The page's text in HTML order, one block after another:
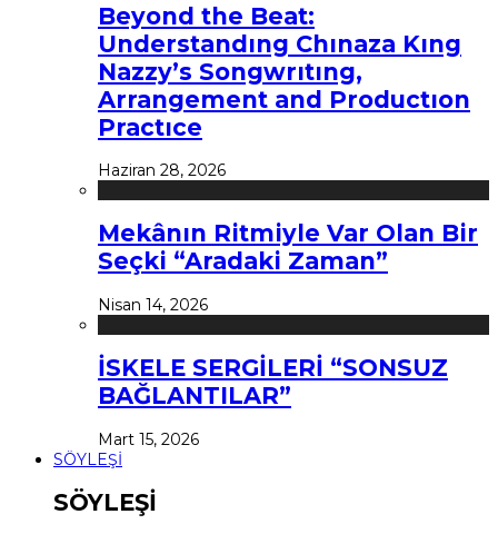
Beyond the Beat:
Understandıng Chınaza Kıng
Nazzy’s Songwrıtıng,
Arrangement and Productıon
Practıce
Haziran 28, 2026
Mekânın Ritmiyle Var Olan Bir
Seçki “Aradaki Zaman”
Nisan 14, 2026
İSKELE SERGİLERİ “SONSUZ
BAĞLANTILAR”
Mart 15, 2026
SÖYLEŞİ
SÖYLEŞİ